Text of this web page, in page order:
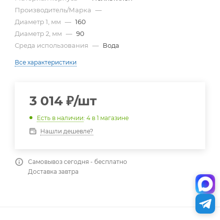
Производитель/Марка —
Диаметр 1, мм — 160
Диаметр 2, мм — 90
Среда использования — Вода
Все характеристики
3 014 ₽/шт
Есть в наличии: 4 в 1 магазине
Нашли дешевле?
Самовывоз сегодня - бесплатно
Доставка завтра